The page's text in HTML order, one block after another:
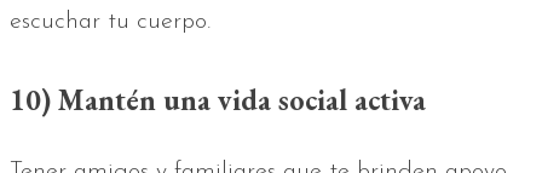
escuchar tu cuerpo.
10) Mantén una vida social activa